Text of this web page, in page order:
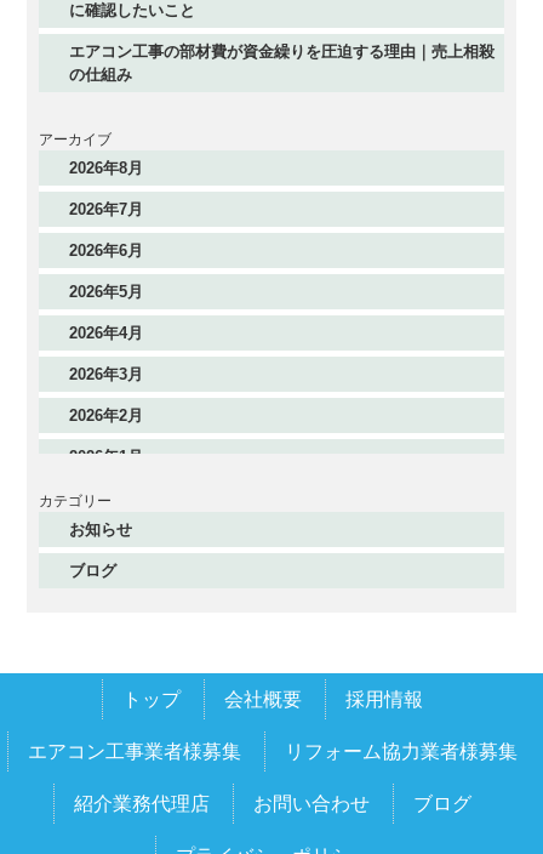
に確認したいこと
エアコン工事の部材費が資金繰りを圧迫する理由｜売上相殺
の仕組み
アーカイブ
2026年8月
2026年7月
2026年6月
2026年5月
2026年4月
2026年3月
2026年2月
2026年1月
2025年12月
2025年11月
2025年10月
2025年7月
2025年6月
カテゴリー
お知らせ
ブログ
トップ 会社概要 採用情報
エアコン工事業者様募集 リフォーム協力業者様募集
紹介業務代理店 お問い合わせ ブログ